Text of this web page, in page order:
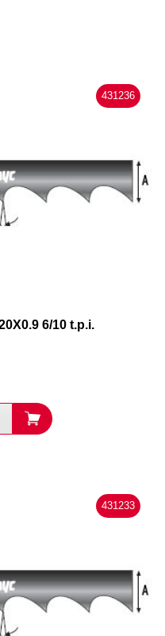
431236
6/10 t.p.i.
431233